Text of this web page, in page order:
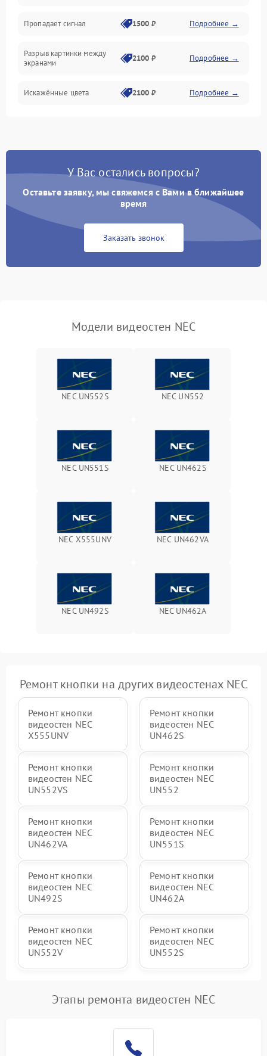
Пропадает сигнал 1500 ₽ Подробнее →
Разрыв картинки между
экранами
2100 ₽ Подробнее →
Искажённые цвета 2100 ₽ Подробнее →
Артефакты изображения 2100 ₽ Подробнее →
У Вас остались вопросы?
Оставьте заявку, мы свяжемся с Вами в ближайшее
время
Заказать звонок
Модели видеостен NEC
NEC UN552S NEC UN552
NEC UN551S NEC UN462S
NEC X555UNV NEC UN462VA
NEC UN492S NEC UN462A
Ремонт кнопки на других видеостенах NEC
Ремонт кнопки
видеостен NEC
X555UNV
Ремонт кнопки
видеостен NEC
UN462S
Ремонт кнопки
видеостен NEC
UN552VS
Ремонт кнопки
видеостен NEC
UN552
Ремонт кнопки
видеостен NEC
UN462VA
Ремонт кнопки
видеостен NEC
UN551S
Ремонт кнопки
видеостен NEC
UN492S
Ремонт кнопки
видеостен NEC
UN462A
Ремонт кнопки
видеостен NEC
UN552V
Ремонт кнопки
видеостен NEC
UN552S
Этапы ремонта видеостен NEC